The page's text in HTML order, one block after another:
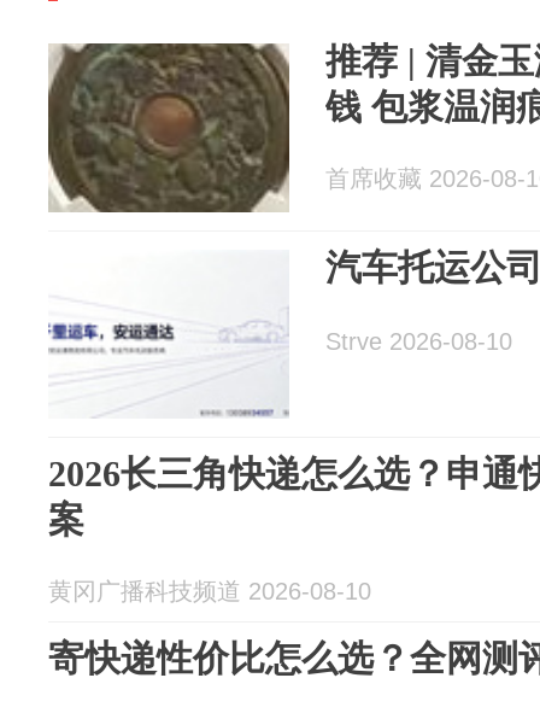
推荐 | 清金
钱 包浆温润
首席收藏 2026-08-
汽车托运公
Strve 2026-08-10
2026长三角快递怎么选？申通
案
黄冈广播科技频道 2026-08-10
寄快递性价比怎么选？全网测